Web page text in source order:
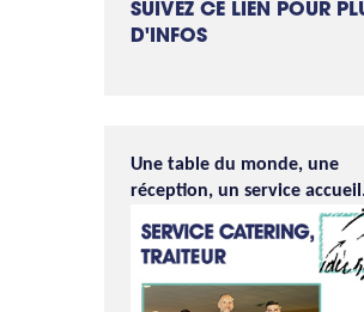
SUIVEZ CE LIEN POUR
D'INFOS
Une table du monde, une
réception, un service